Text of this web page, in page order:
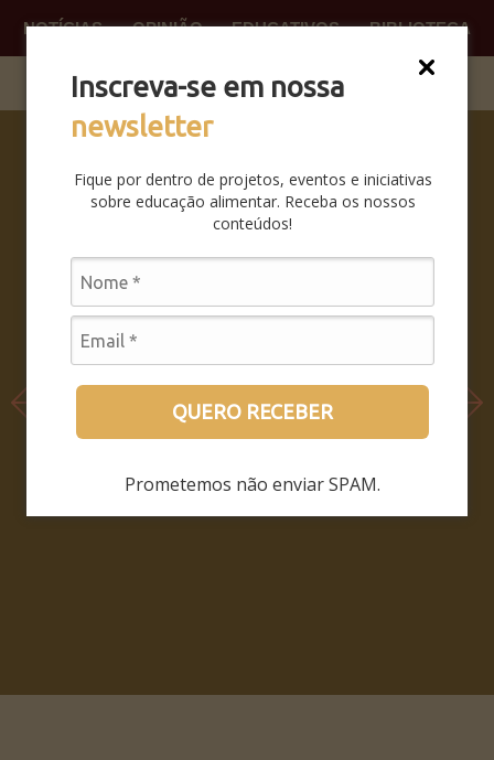
Inscreva-se em nossa
newsletter
Fique por dentro de projetos, eventos e iniciativas
sobre educação alimentar. Receba os nossos
conteúdos!
QUERO RECEBER
Prometemos não enviar SPAM.
NOTÍCIAS OPINIÃO EDUCATIVOS BIBLIOTECA
SABERES
DA BOCA
PRA BOCA:
COMO FOI
SEMINÁRIO
LEIA MAIS